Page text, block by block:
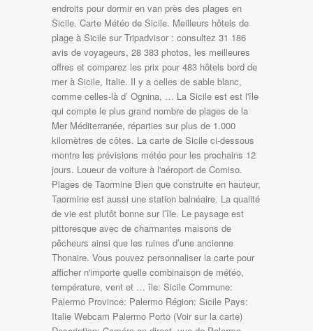
endroits pour dormir en van près des plages en
Sicile. Carte Météo de Sicile. Meilleurs hôtels de
plage à Sicile sur Tripadvisor : consultez 31 186
avis de voyageurs, 28 383 photos, les meilleures
offres et comparez les prix pour 483 hôtels bord de
mer à Sicile, Italie. Il y a celles de sable blanc,
comme celles-là d’ Ognina, … La Sicile est est l'île
qui compte le plus grand nombre de plages de la
Mer Méditerranée, réparties sur plus de 1.000
kilomètres de côtes. La carte de Sicile ci-dessous
montre les prévisions météo pour les prochains 12
jours. Loueur de voiture à l'aéroport de Comiso.
Plages de Taormine Bien que construite en hauteur,
Taormine est aussi une station balnéaire. La qualité
de vie est plutôt bonne sur l’île. Le paysage est
pittoresque avec de charmantes maisons de
pêcheurs ainsi que les ruines d’une ancienne
Thonaire. Vous pouvez personnaliser la carte pour
afficher n'importe quelle combinaison de météo,
température, vent et … île: Sicile Commune:
Palermo Province: Palermo Région: Sicile Pays:
Italie Webcam Palermo Porto (Voir sur la carte)